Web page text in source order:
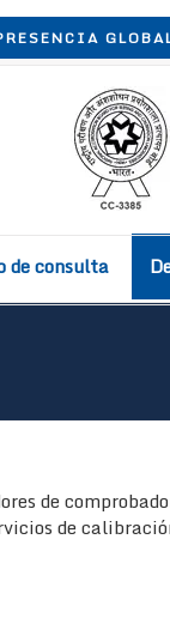
de consulta
de
de